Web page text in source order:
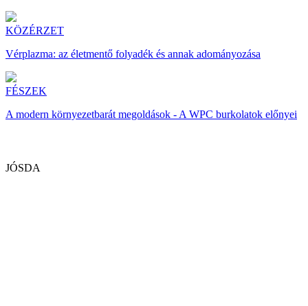
KÖZÉRZET
Vérplazma: az életmentő folyadék és annak adományozása
FÉSZEK
A modern környezetbarát megoldások - A WPC burkolatok előnyei
JÓSDA